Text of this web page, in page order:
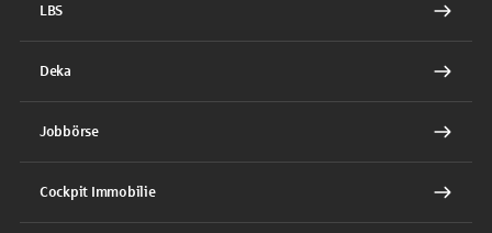
LBS
Deka
Jobbörse
Cockpit Immobilie